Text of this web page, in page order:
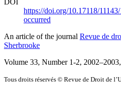
https://doi.org/10.17118/
occurred
An article of the journal Revue de
Sherbrooke
Volume 33, Number 1-2, 2002–2003
Tous droits réservés © Revue de Droit de